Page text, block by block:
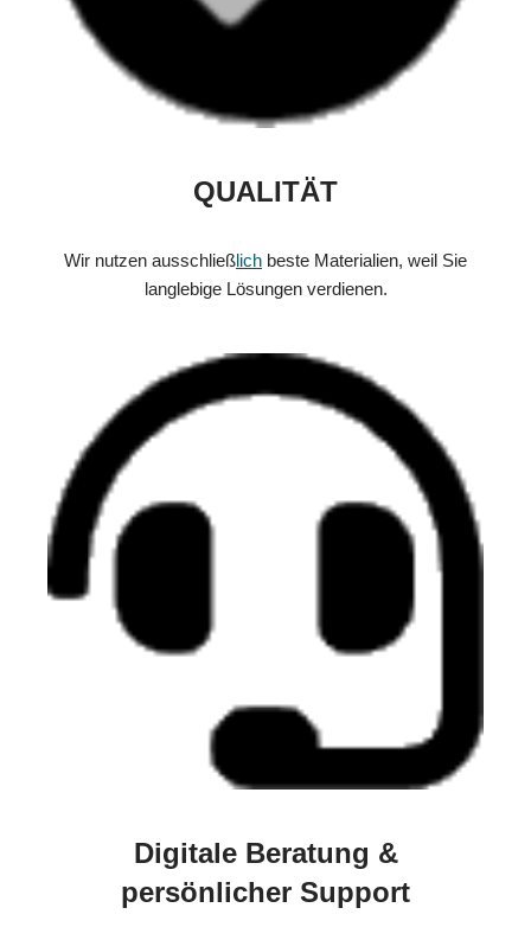
QUALITÄT
Wir nutzen ausschließlich beste Materialien, weil Sie
langlebige Lösungen verdienen.
Digitale Beratung &
persönlicher Support